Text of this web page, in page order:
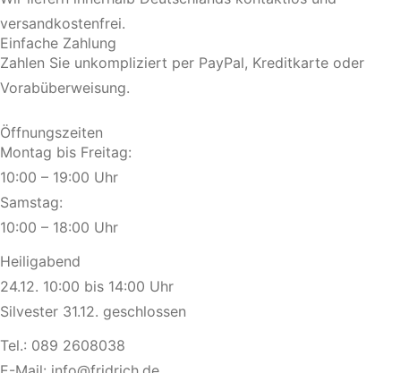
versandkostenfrei.
Einfache Zahlung
Zahlen Sie unkompliziert per PayPal, Kreditkarte oder
Vorabüberweisung.
Öffnungszeiten
Montag bis Freitag:
10:00 – 19:00 Uhr
Samstag:
10:00 – 18:00 Uhr
Heiligabend
24.12. 10:00 bis 14:00 Uhr
Silvester 31.12. geschlossen
Tel.: 089 2608038